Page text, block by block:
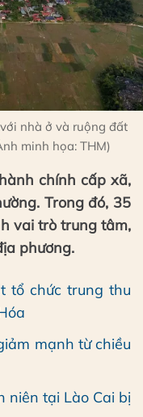
nhà ở và ruộng đất
minh họa: THM)
chính cấp xã,
Trong đó, 35
vai trò trung tâm,
phương.
tổ chức trung thu
mạnh từ chiều
niên tại Lào Cai bị